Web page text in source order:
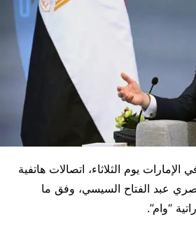
الإمارات يوم الثلاثاء، اتصالات هاتفية
عبد الفتاح السيسي، وفق ما
“وام”.